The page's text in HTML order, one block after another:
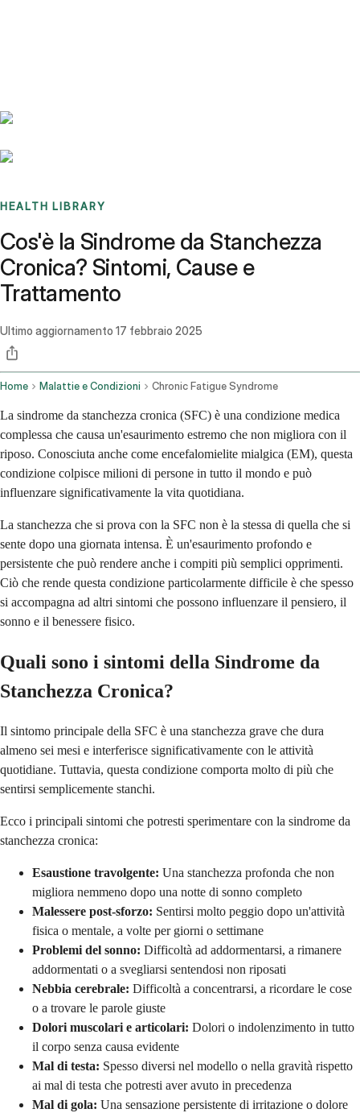
HEALTH LIBRARY
Cos'è la Sindrome da Stanchezza
Cronica? Sintomi, Cause e
Trattamento
Ultimo aggiornamento 17 febbraio 2025
Home Malattie e Condizioni Chronic Fatigue Syndrome
La sindrome da stanchezza cronica (SFC) è una condizione medica
complessa che causa un'esaurimento estremo che non migliora con il
riposo. Conosciuta anche come encefalomielite mialgica (EM), questa
condizione colpisce milioni di persone in tutto il mondo e può
influenzare significativamente la vita quotidiana.
La stanchezza che si prova con la SFC non è la stessa di quella che si
sente dopo una giornata intensa. È un'esaurimento profondo e
persistente che può rendere anche i compiti più semplici opprimenti.
Ciò che rende questa condizione particolarmente difficile è che spesso
si accompagna ad altri sintomi che possono influenzare il pensiero, il
sonno e il benessere fisico.
Quali sono i sintomi della Sindrome da
Stanchezza Cronica?
Il sintomo principale della SFC è una stanchezza grave che dura
almeno sei mesi e interferisce significativamente con le attività
quotidiane. Tuttavia, questa condizione comporta molto di più che
sentirsi semplicemente stanchi.
Ecco i principali sintomi che potresti sperimentare con la sindrome da
stanchezza cronica:
Esaustione travolgente: Una stanchezza profonda che non
migliora nemmeno dopo una notte di sonno completo
Malessere post-sforzo: Sentirsi molto peggio dopo un'attività
fisica o mentale, a volte per giorni o settimane
Problemi del sonno: Difficoltà ad addormentarsi, a rimanere
addormentati o a svegliarsi sentendosi non riposati
Nebbia cerebrale: Difficoltà a concentrarsi, a ricordare le cose
o a trovare le parole giuste
Dolori muscolari e articolari: Dolori o indolenzimento in tutto
il corpo senza causa evidente
Mal di testa: Spesso diversi nel modello o nella gravità rispetto
ai mal di testa che potresti aver avuto in precedenza
Mal di gola: Una sensazione persistente di irritazione o dolore